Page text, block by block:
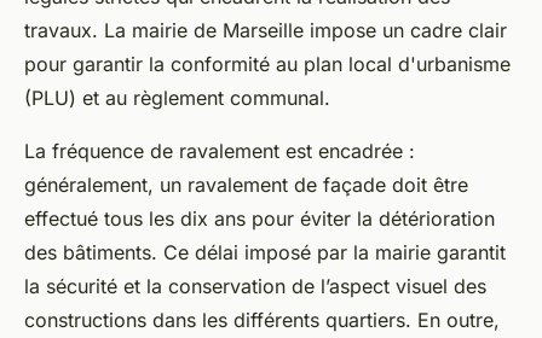
travaux. La mairie de Marseille impose un cadre clair
pour garantir la conformité au plan local d'urbanisme
(PLU) et au règlement communal.
La fréquence de ravalement est encadrée :
généralement, un ravalement de façade doit être
effectué tous les dix ans pour éviter la détérioration
des bâtiments. Ce délai imposé par la mairie garantit
la sécurité et la conservation de l’aspect visuel des
constructions dans les différents quartiers. En outre,